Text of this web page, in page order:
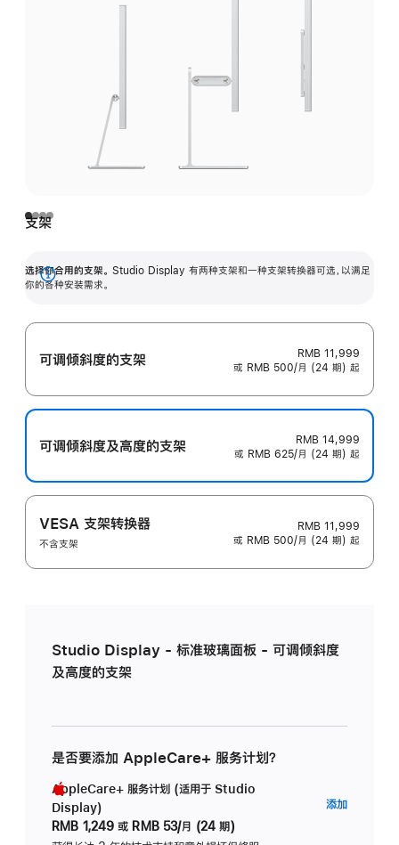
支架
选择你合用的支架。 Studio Display 有两种支架和一种支架转换器可选，以满足
你的各种安装需求。
展
可调倾斜度的支架
RMB 11,999
或 RMB 500/月 (24 期) 起
可调倾斜度及高‍度的支‍架
RMB 14,999
或 RMB 625/月 (24 期) 起
VESA 支架转换器
不含支架
RMB 11,999
或 RMB 500/月 (24 期) 起
Studio Display - 标准玻璃面板 - 可调倾斜度
及高度的支架
是否要添加 AppleCare+ 服务计划？
AppleCare+ 服务计划 (适用于 Studio
Display)
RMB 1,249 或 RMB 53/月 (24 期)
添加